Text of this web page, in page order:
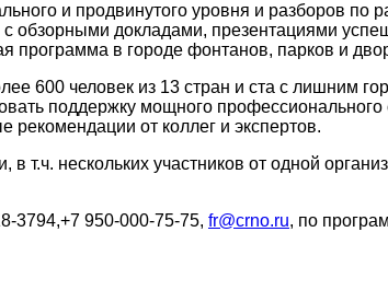
и продвинутого уровня и разборов
докладами, презентациями
программа в городе фонтанов, парков и
600 человек из 13 стран и ста с лишним
поддержку мощного
от коллег и экспертов.
т.ч. нескольких участников от одной
3794,+7 950-000-75-75, fr@crno.ru, по